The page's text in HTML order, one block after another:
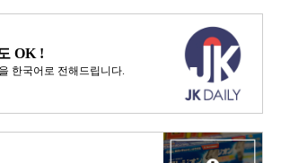
OK !
한국어로 전해드립니다.